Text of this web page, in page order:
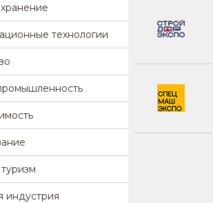
технологии
индустрия